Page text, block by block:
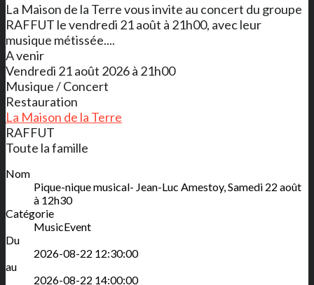
La Maison de la Terre vous invite au concert du groupe
RAFFUT le vendredi 21 août à 21h00, avec leur
musique métissée....
A venir
Vendredi 21 août 2026 à 21h00
Musique / Concert
Restauration
La Maison de la Terre
RAFFUT
Toute la famille
Nom
Pique-nique musical- Jean-Luc Amestoy, Samedi 22 août
à 12h30
Catégorie
MusicEvent
Du
2026-08-22 12:30:00
au
2026-08-22 14:00:00